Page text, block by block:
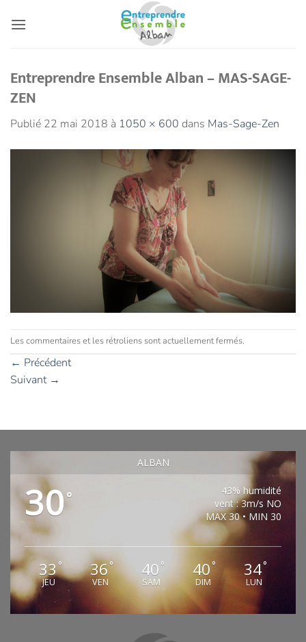
Entreprendre Ensemble Alban – MAS-SAGE-
ZEN
Publié 22 mai 2018 à 1050 × 600 dans Mas-Sage-Zen
Les commentaires et les rétroliens sont actuellement fermés.
← Précédent
Suivant →
ALBAN
30°
43% humidité
vent : 3m/s NO
MAX 30 • MIN 30
33°
JEU
36°
VEN
40 °
SAM
40 °
DIM
34°
LUN